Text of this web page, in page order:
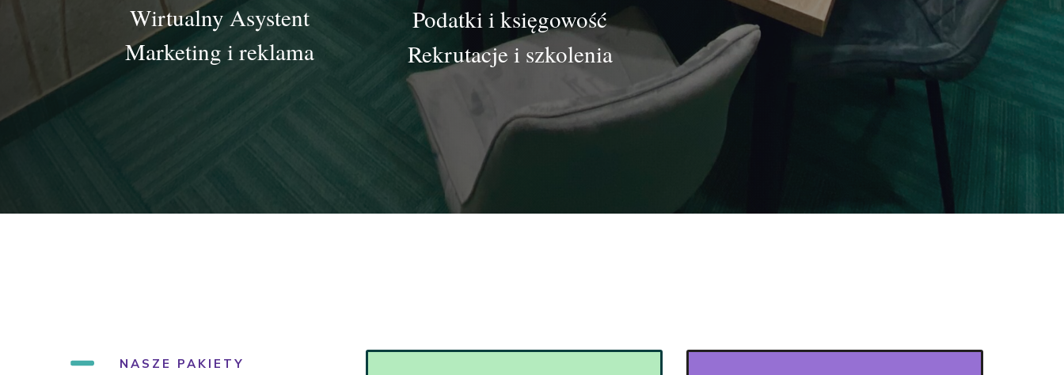
Wirtualny Asystent
Marketing i reklama
Podatki i księgowość
Rekrutacje i szkolenia
NASZE PAKIETY